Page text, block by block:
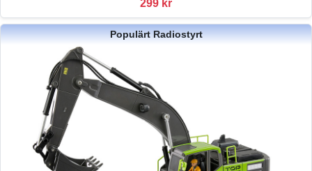
299 kr
Populärt Radiostyrt